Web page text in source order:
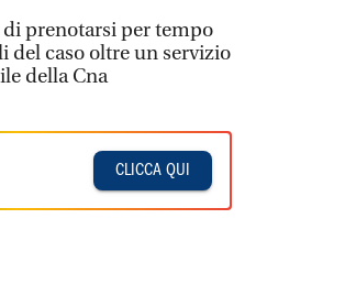
di prenotarsi per tempo
del caso oltre un servizio
della Cna
CLICCA QUI